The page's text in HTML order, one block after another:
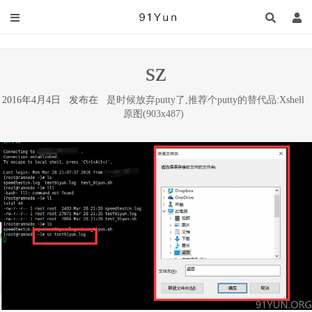
sz
2016年4月4日 发布在 是时候放弃putty了,推荐个putty的替代品:Xshell
原图(903x487)